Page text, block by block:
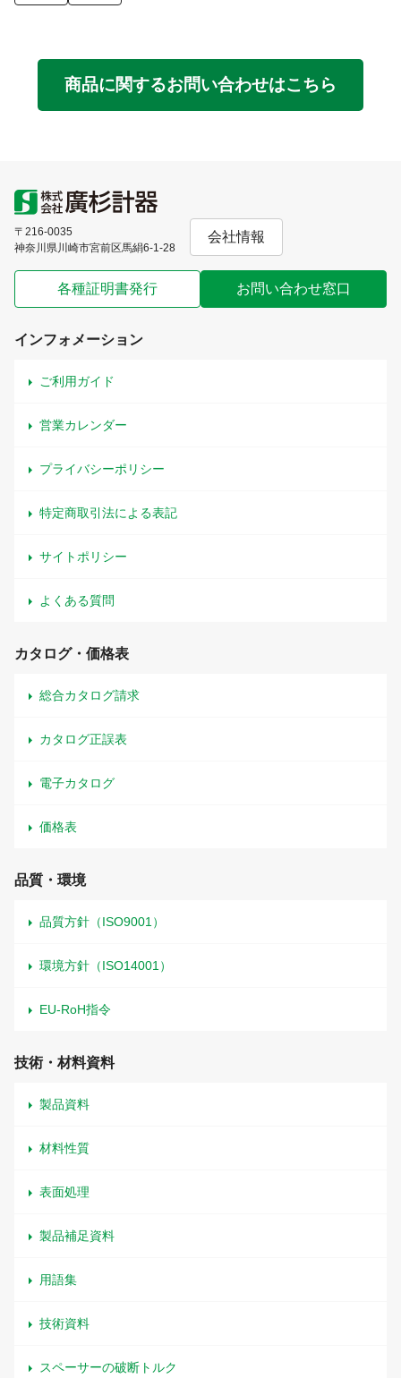
商品に関するお問い合わせはこちら
〒216-0035
神奈川県川崎市宮前区馬絹6-1-28
会社情報
各種証明書発行 お問い合わせ窓口
インフォメーション
ご利用ガイド
営業カレンダー
プライバシーポリシー
特定商取引法による表記
サイトポリシー
よくある質問
カタログ・価格表
総合カタログ請求
カタログ正誤表
電子カタログ
価格表
品質・環境
品質方針（ISO9001）
環境方針（ISO14001）
EU-RoH指令
技術・材料資料
製品資料
材料性質
表面処理
製品補足資料
用語集
技術資料
スペーサーの破断トルク